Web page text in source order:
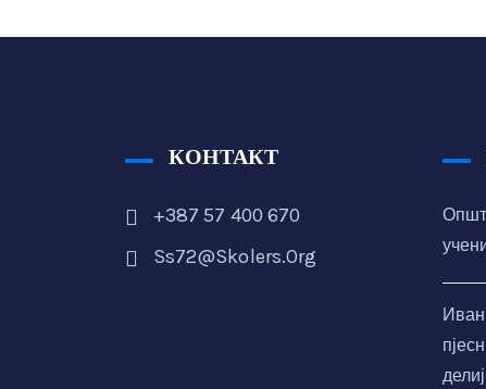
КОНТАКТ
+387 57 400 670
Ss72@skolers.org
Иван